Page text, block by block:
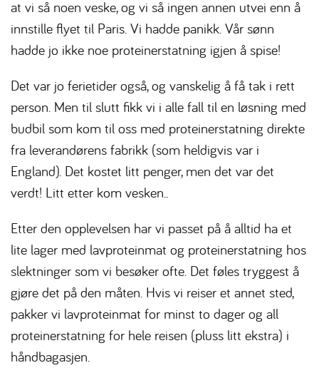
at vi så noen veske, og vi så ingen annen utvei enn å
innstille flyet til Paris. Vi hadde panikk. Vår sønn
hadde jo ikke noe proteinerstatning igjen å spise!
Det var jo ferietider også, og vanskelig å få tak i rett
person. Men til slutt fikk vi i alle fall til en løsning med
budbil som kom til oss med proteinerstatning direkte
fra leverandørens fabrikk (som heldigvis var i
England). Det kostet litt penger, men det var det
verdt! Litt etter kom vesken..
Etter den opplevelsen har vi passet på å alltid ha et
lite lager med lavproteinmat og proteinerstatning hos
slektninger som vi besøker ofte. Det føles tryggest å
gjøre det på den måten. Hvis vi reiser et annet sted,
pakker vi lavproteinmat for minst to dager og all
proteinerstatning for hele reisen (pluss litt ekstra) i
håndbagasjen.